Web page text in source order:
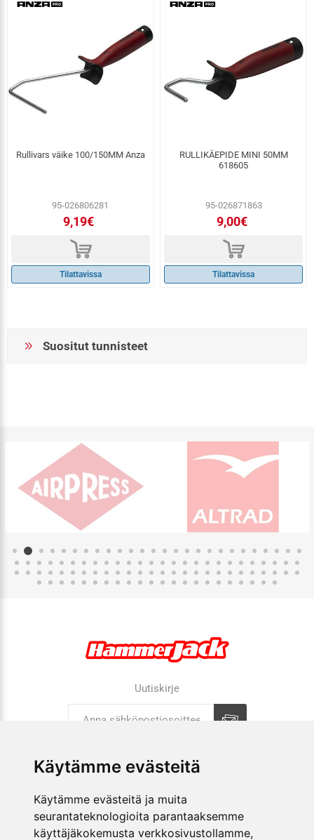
Käytämme evästeitä
Käytämme evästeitä ja muita
seurantateknologioita parantaaksemme
käyttäjäkokemusta verkkosivustollamme,
Rullivars väike 100/150MM Anza
95-026806281
9,19€
d
Tilattavissa
RULLIKÄEPIDE MINI 50MM
618605
95-026871863
9,00€
d
Tilattavissa
Suositut tunnisteet
Uutiskirje
YRITYS
VERKKOKAUPPA